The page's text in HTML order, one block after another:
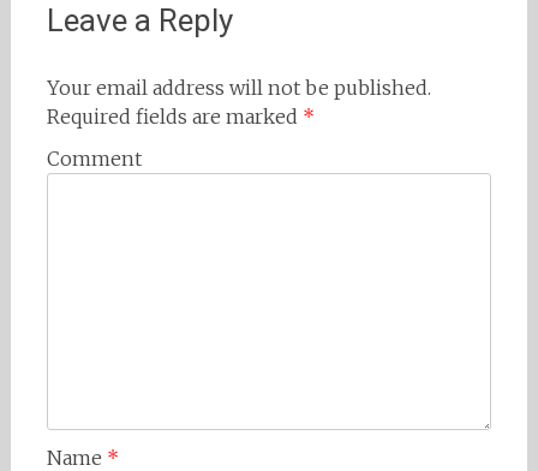
Leave a Reply
Your email address will not be published.
Required fields are marked *
Comment
Name *